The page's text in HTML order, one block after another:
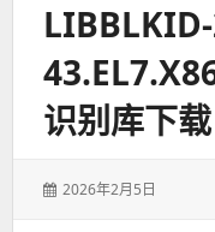
识别库下载
发
2026年2月5日